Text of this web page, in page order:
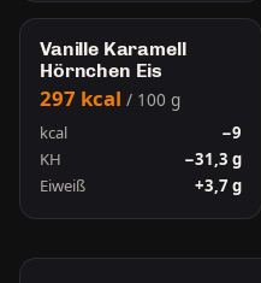
Vanille Karamell
Hörnchen Eis
297 kcal / 100 g
kcal
−9
KH
−31,3 g
Eiweiß
+3,7 g